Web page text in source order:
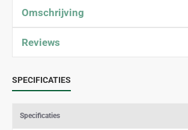
Omschrijving
Reviews
SPECIFICATIES
Specificaties